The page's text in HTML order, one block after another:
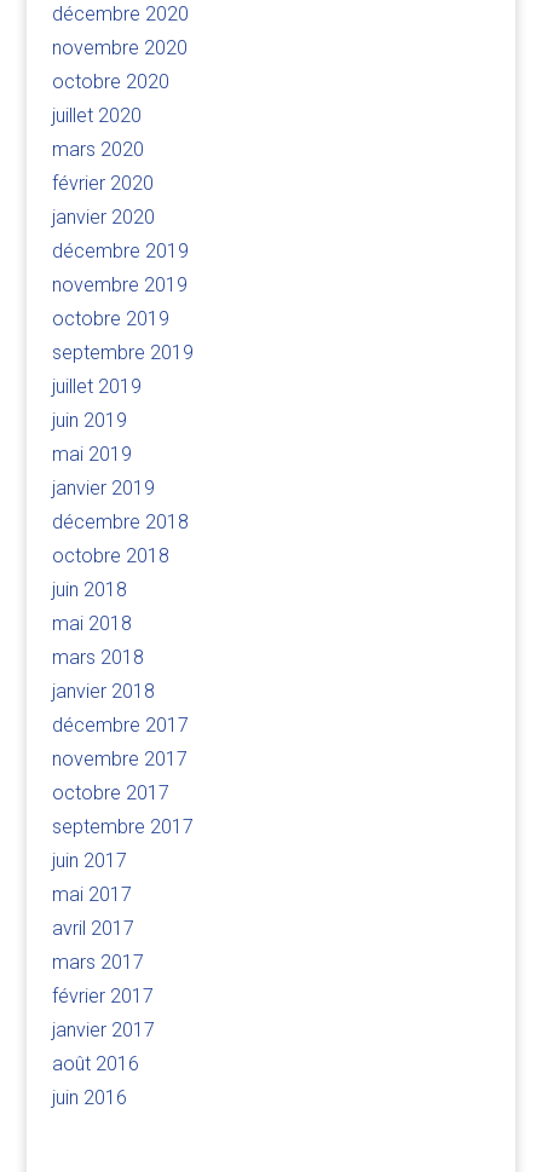
décembre 2020
novembre 2020
octobre 2020
juillet 2020
mars 2020
février 2020
janvier 2020
décembre 2019
novembre 2019
octobre 2019
septembre 2019
juillet 2019
juin 2019
mai 2019
janvier 2019
décembre 2018
octobre 2018
juin 2018
mai 2018
mars 2018
janvier 2018
décembre 2017
novembre 2017
octobre 2017
septembre 2017
juin 2017
mai 2017
avril 2017
mars 2017
février 2017
janvier 2017
août 2016
juin 2016